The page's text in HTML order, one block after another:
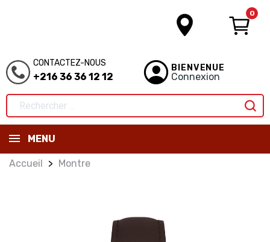
0
CONTACTEZ-NOUS
+216 36 36 12 12
BIENVENUE
Connexion
MENU
Accueil Montre